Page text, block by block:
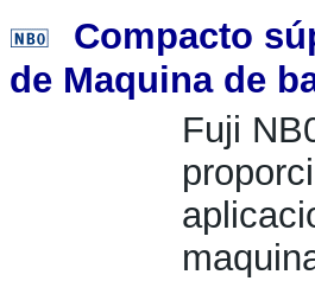
Compacto
de Maquina de
Fuji